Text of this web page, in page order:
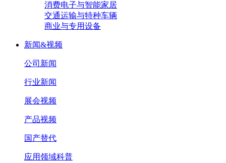
消费电子与智能家居
交通运输与特种车辆
商业与专用设备
新闻&视频
公司新闻
行业新闻
展会视频
产品视频
国产替代
应用领域科普